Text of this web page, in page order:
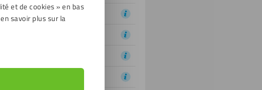
et de cookies » en bas
savoir plus sur la